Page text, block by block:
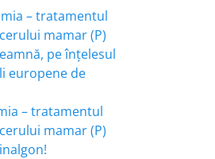
– tratamentul
mamar (P)
pe înțelesul
europene de
– tratamentul
mamar (P)